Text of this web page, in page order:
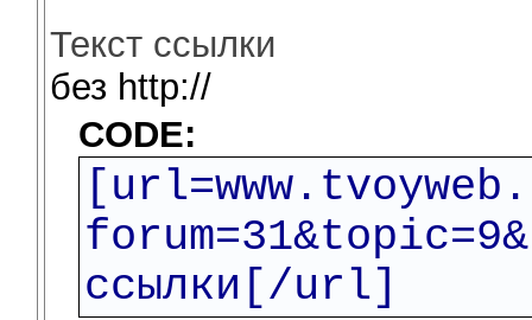
Текст ссылки
без http://
CODE:
ссылки[/url]